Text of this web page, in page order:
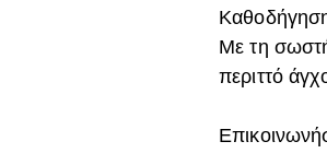
Με τη σωστή
περιττό